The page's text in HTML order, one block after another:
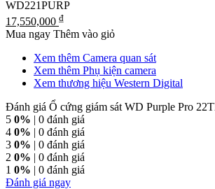
WD221PURP
17,550,000 ₫
Mua ngay Thêm vào giỏ
Xem thêm Camera quan sát
Xem thêm Phụ kiện camera
Xem thương hiệu Western Digital
Đánh giá Ổ cứng giám sát WD Purple Pro
5 0% | 0 đánh giá
4 0% | 0 đánh giá
3 0% | 0 đánh giá
2 0% | 0 đánh giá
1 0% | 0 đánh giá
Đánh giá ngay